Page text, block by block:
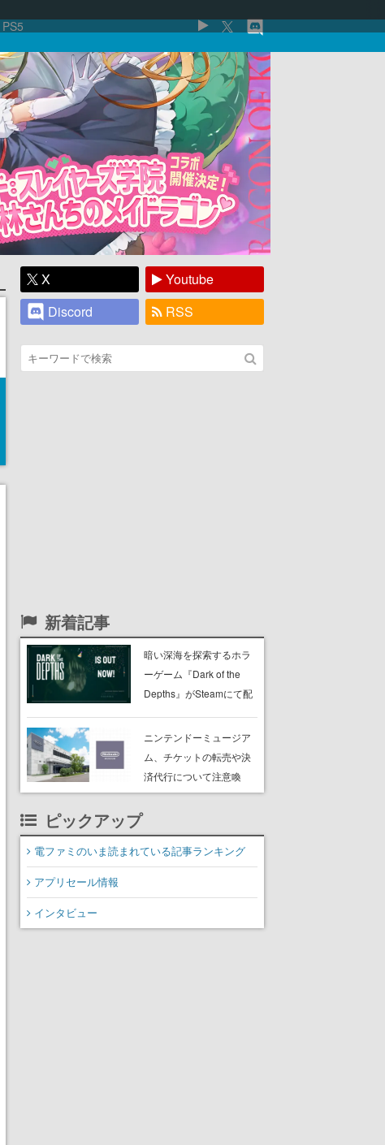
PS5
X
Youtube
Discord
RSS
新着記事
暗い深海を探索するホラ
ーゲーム『Dark of the
Depths』がSteamにて配
たよりに海底からの脱出
を目指す
ニンテンドーミュージア
ム、チケットの転売や決
済代行について注意喚
起。公式サイト以外で買
ない事例が複数発生
ピックアップ
電ファミのいま読まれている記事ランキング
アプリセール情報
インタビュー